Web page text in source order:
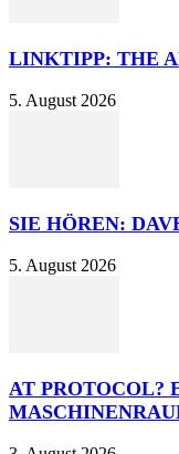
LINKTIPP: THE
5. August 2026
SIE HÖREN:
5. August 2026
AT PROTOCOL?